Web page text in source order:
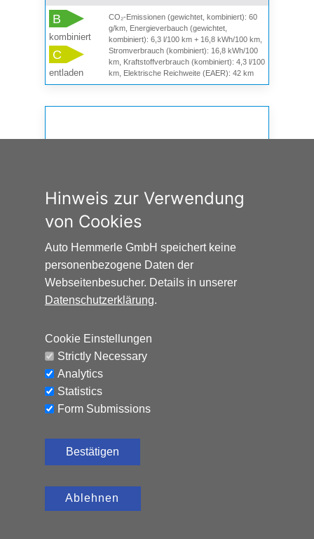
B
kombiniert
C
entladen
CO₂-Emissionen (gewichtet, kombiniert): 60
g/km, Energieverbauch (gewichtet,
kombiniert): 6,3 l/100 km + 16,8 kWh/100 km,
Stromverbrauch (kombiniert): 16,8 kWh/100
km, Kraftstoffverbrauch (kombiniert): 4,3 l/100
km, Elektrische Reichweite (EAER): 42 km
HYUNDAI I20 SELECT*PDC*NAVI*KLIMA*PDC
20.280€
Hinweis zur Verwendung
von Cookies
Auto Hemmerle GmbH speichert keine
personenbezogene Daten der
Webseitenbesucher. Details in unserer
Datenschutzerklärung.
Cookie Einstellungen
Strictly Necessary
Analytics
Statistics
Form Submissions
Bestätigen
Ablehnen